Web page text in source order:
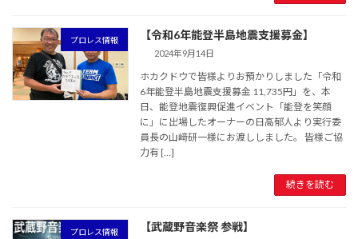
プロレス情報 【令和6年能登半島地震支援募金】
2024年9月14日
ホカクドウで皆様よりお預かりしました「令和
6年能登半島地震支援募金 11,735円」を、本
日、能登地震復興促進イベント「能登を笑顔
に」に出場したオーナーの日高郁人より実行委
員長の山﨑研一様にお渡ししました。 皆様ご協
力有 […]
続きを読む
プロレス情報 【武蔵野音楽祭 参戦】